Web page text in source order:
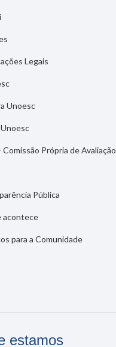
Legais
Unoesc
Comissão Própria de Avaliação
Pública
acontece
para a Comunidade
estamos